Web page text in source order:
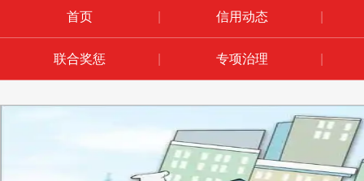
首页 信用动态
联合奖惩 专项治理